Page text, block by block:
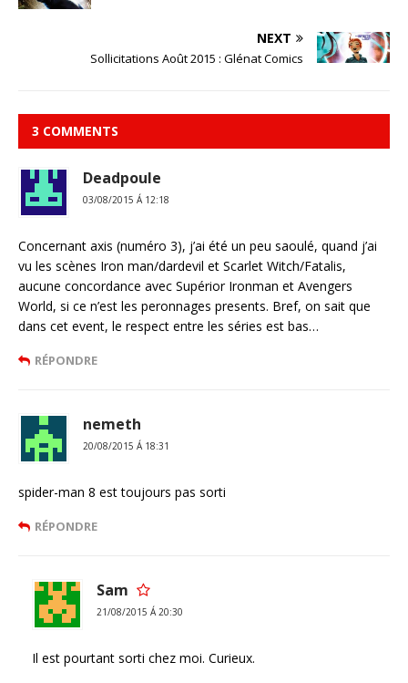
NEXT
Sollicitations Août 2015 : Glénat Comics
3 COMMENTS
Deadpoule
03/08/2015 Á 12:18
Concernant axis (numéro 3), j’ai été un peu saoulé, quand j’ai
vu les scènes Iron man/dardevil et Scarlet Witch/Fatalis,
aucune concordance avec Supérior Ironman et Avengers
World, si ce n’est les peronnages presents. Bref, on sait que
dans cet event, le respect entre les séries est bas…
RÉPONDRE
nemeth
20/08/2015 Á 18:31
spider-man 8 est toujours pas sorti
RÉPONDRE
Sam
21/08/2015 Á 20:30
Il est pourtant sorti chez moi. Curieux.